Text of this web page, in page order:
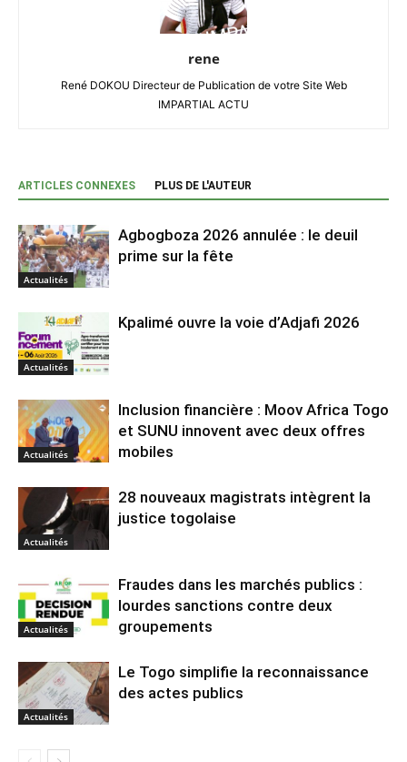
rene
René DOKOU Directeur de Publication de votre Site Web
IMPARTIAL ACTU
ARTICLES CONNEXES PLUS DE L'AUTEUR
Actualités
Agbogboza 2026 annulée : le deuil
prime sur la fête
Actualités
Kpalimé ouvre la voie d’Adjafi 2026
Actualités
Inclusion financière : Moov Africa Togo
et SUNU innovent avec deux offres
mobiles
Actualités
28 nouveaux magistrats intègrent la
justice togolaise
Actualités
Fraudes dans les marchés publics :
lourdes sanctions contre deux
groupements
Actualités
Le Togo simplifie la reconnaissance
des actes publics